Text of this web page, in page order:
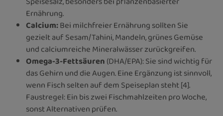
Ernährung.
Calcium:Bei milchfreier Ernährung sollten Sie
gezielt auf Sesam/Tahini, Mandeln, grünes Gemüse
und calciumreiche Mineralwässer zurückgreifen.
Omega-3-Fettsäuren(DHA/EPA): Sie sind wichtig für
das Gehirn und die Augen. Eine Ergänzung ist sinnvoll,
wenn Fisch selten auf dem Speiseplan steht [4].
Faustregel: Ein bis zwei Fischmahlzeiten pro Woche,
sonst Alternativen prüfen.